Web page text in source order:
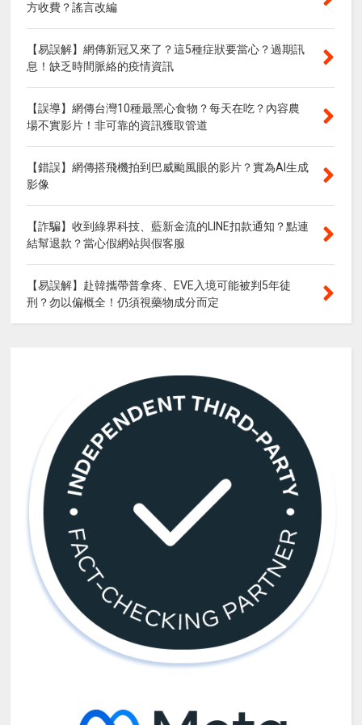
方收費？謠言改編
【易誤解】網傳新冠又來了？這5種症狀要當心？過期訊
息！缺乏時間脈絡的疫情資訊
【誤導】網傳台灣10種最黑心食物？每天在吃？內容農
場不實影片！非可靠的資訊獲取管道
【錯誤】網傳搭飛機拍到巴威颱風眼的影片？實為AI生成
影像
【詐騙】收到綠界科技、藍新金流的LINE扣款通知？點連
結幫退款？當心假網站與假客服
【易誤解】赴韓攜帶普拿疼、EVE入境可能被判5年徒
刑？勿以偏概全！仍須視藥物成分而定